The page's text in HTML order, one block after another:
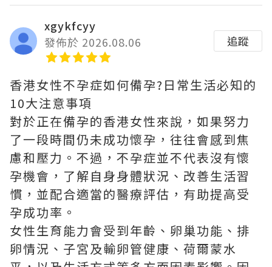
xgykfcyy
發佈於 2026.08.06
追蹤
香港女性不孕症如何備孕?日常生活必知的
10大注意事項
對於正在備孕的香港女性來說，如果努力
了一段時間仍未成功懷孕，往往會感到焦
慮和壓力。不過，不孕症並不代表沒有懷
孕機會，了解自身身體狀況、改善生活習
慣，並配合適當的醫療評估，有助提高受
孕成功率。
女性生育能力會受到年齡、卵巢功能、排
卵情況、子宮及輸卵管健康、荷爾蒙水